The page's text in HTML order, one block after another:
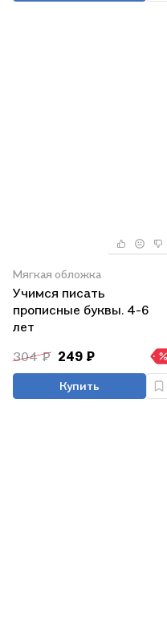
Мягкая обложка
Учимся писать
прописные буквы. 4-6
лет
304 ₽ 249 ₽
Купить